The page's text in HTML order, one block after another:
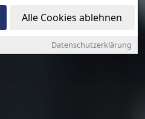
Alle Cookies ablehnen
Datenschutzerklärung